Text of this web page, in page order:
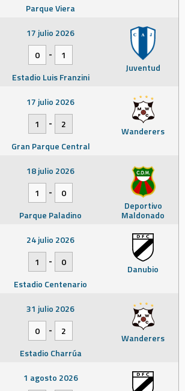
Parque Viera
Juventud
17 julio 2026
0
-
1
Estadio Luis Franzini
Wanderers
17 julio 2026
1
-
2
Gran Parque Central
Deportivo
Maldonado
18 julio 2026
1
-
0
Parque Paladino
Danubio
24 julio 2026
1
-
0
Estadio Centenario
Wanderers
31 julio 2026
0
-
2
Estadio Charrúa
1 agosto 2026